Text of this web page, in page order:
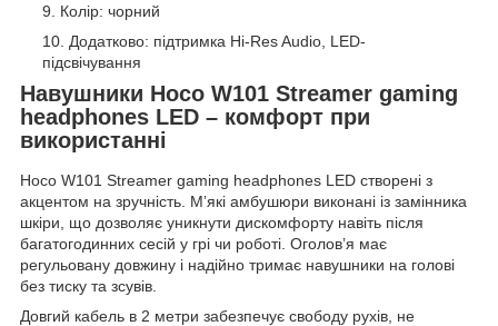
Колір: чорний
Додатково: підтримка Hi-Res Audio, LED-
підсвічування
Навушники Hoco W101 Streamer gaming
headphones LED – комфорт при
використанні
Hoco W101 Streamer gaming headphones LED створені з
акцентом на зручність. М’які амбушюри виконані із замінника
шкіри, що дозволяє уникнути дискомфорту навіть після
багатогодинних сесій у грі чи роботі. Оголов’я має
регульовану довжину і надійно тримає навушники на голові
без тиску та зсувів.
Довгий кабель в 2 метри забезпечує свободу рухів, не